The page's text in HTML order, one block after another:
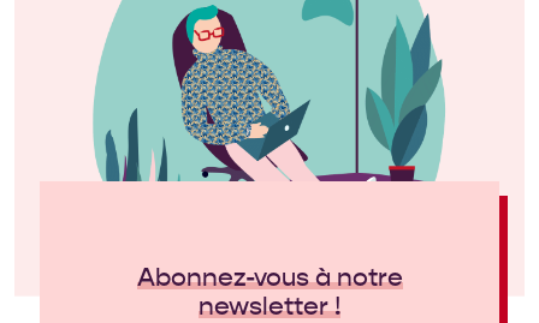
Abonnez-vous à notre
newsletter !